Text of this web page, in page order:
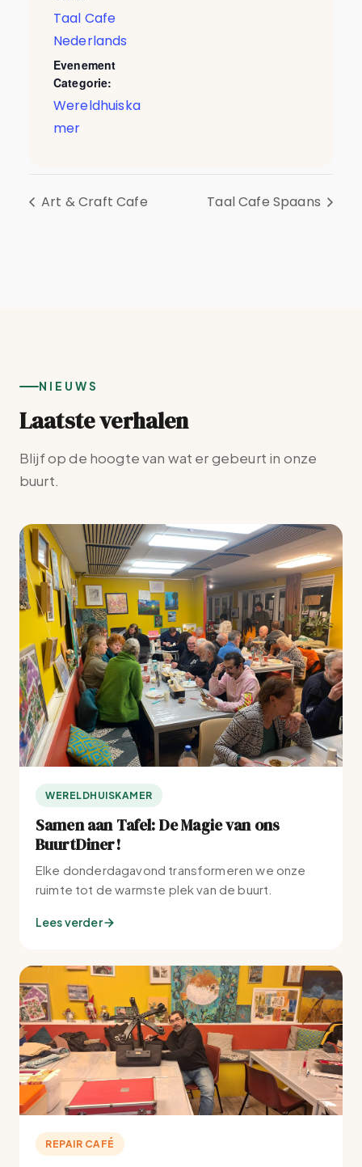
Taal Cafe
Nederlands
Evenement
Categorie:
Wereldhuiska
mer
Art & Craft Cafe Taal Cafe Spaans
NIEUWS
Laatste verhalen
Blijf op de hoogte van wat er gebeurt in onze
buurt.
WERELDHUISKAMER
Samen aan Tafel: De Magie van ons
BuurtDiner!
Elke donderdagavond transformeren we onze
ruimte tot de warmste plek van de buurt.
Lees verder
REPAIR CAFÉ